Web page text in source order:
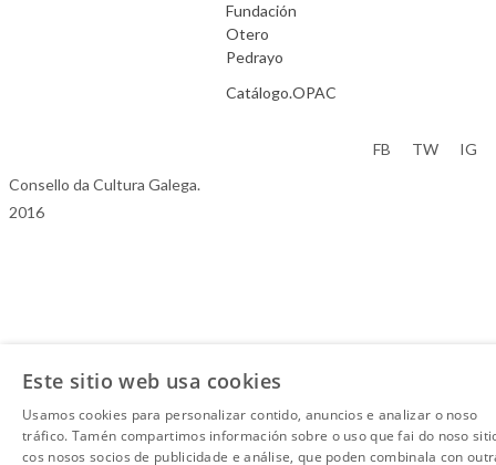
Fundación
Otero
Pedrayo
Catálogo.OPAC
Consello da Cultura Galega.
2016
FB TW IG
Este sitio web usa cookies
Usamos cookies para personalizar contido, anuncios e analizar o noso
tráfico. Tamén compartimos información sobre o uso que fai do noso
cos nosos socios de publicidade e análise, que poden combinala con